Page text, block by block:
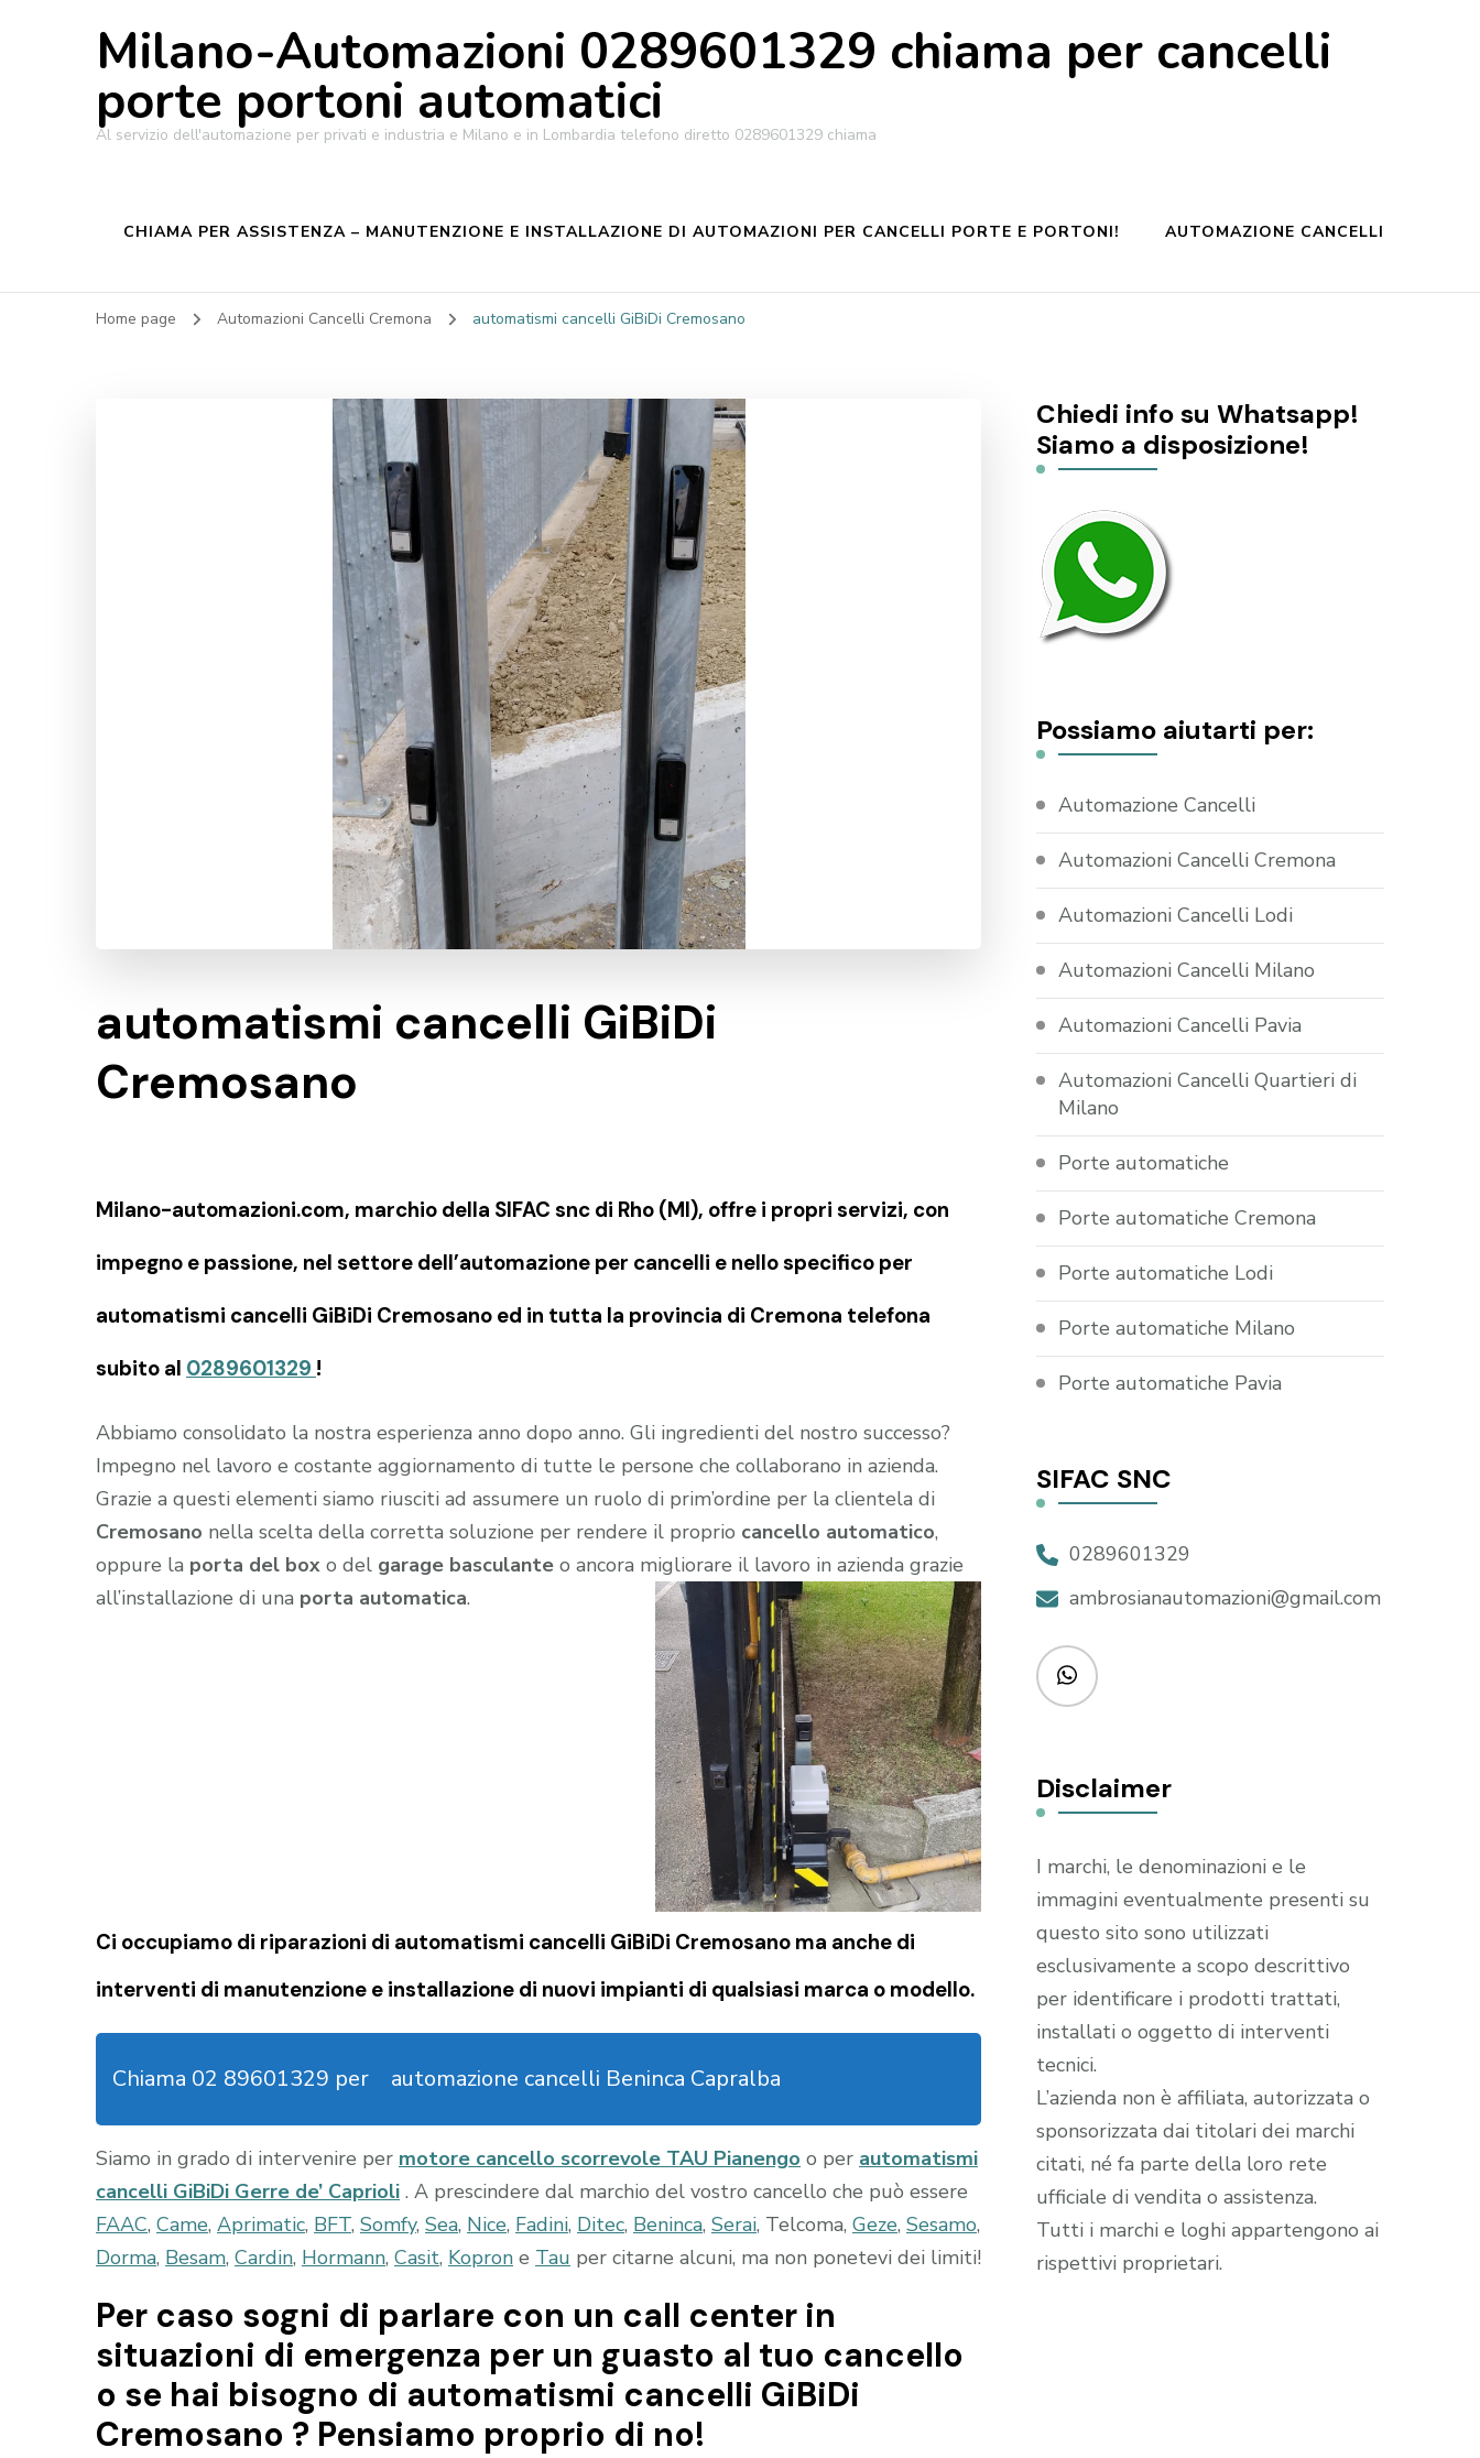
Milano-Automazioni 0289601329 chiama per cancelli
porte portoni automatici
Al servizio dell'automazione per privati e industria e Milano e in Lombardia telefono diretto 0289601329 chiama
CHIAMA PER ASSISTENZA – MANUTENZIONE E INSTALLAZIONE DI AUTOMAZIONI PER CANCELLI PORTE E PORTONI! AUTOMAZIONE CANCELLI
Home page Automazioni Cancelli Cremona automatismi cancelli GiBiDi Cremosano
automatismi cancelli GiBiDi
Cremosano
Milano-automazioni.com, marchio della SIFAC snc di Rho (MI), offre i propri servizi, con
impegno e passione, nel settore dell’automazione per cancelli e nello specifico per
automatismi cancelli GiBiDi Cremosano ed in tutta la provincia di Cremona telefona
subito al 0289601329 !
Abbiamo consolidato la nostra esperienza anno dopo anno. Gli ingredienti del nostro successo?
Impegno nel lavoro e costante aggiornamento di tutte le persone che collaborano in azienda.
Grazie a questi elementi siamo riusciti ad assumere un ruolo di prim’ordine per la clientela di
Cremosano nella scelta della corretta soluzione per rendere il proprio cancello automatico,
oppure la porta del box o del garage basculante o ancora migliorare il lavoro in azienda grazie
all’installazione di una porta automatica.
Ci occupiamo di riparazioni di automatismi cancelli GiBiDi Cremosano ma anche di
interventi di manutenzione e installazione di nuovi impianti di qualsiasi marca o modello.
Chiama 02 89601329 per automazione cancelli Beninca Capralba
Siamo in grado di intervenire per motore cancello scorrevole TAU Pianengo o per automatismi
cancelli GiBiDi Gerre de’ Caprioli . A prescindere dal marchio del vostro cancello che può essere
FAAC, Came, Aprimatic, BFT, Somfy, Sea, Nice, Fadini, Ditec, Beninca, Serai, Telcoma, Geze, Sesamo,
Dorma, Besam, Cardin, Hormann, Casit, Kopron e Tau per citarne alcuni, ma non ponetevi dei limiti!
Per caso sogni di parlare con un call center in
situazioni di emergenza per un guasto al tuo cancello
o se hai bisogno di automatismi cancelli GiBiDi
Cremosano ? Pensiamo proprio di no!
Chiedi info su Whatsapp!
Siamo a disposizione!
Possiamo aiutarti per:
Automazione Cancelli
Automazioni Cancelli Cremona
Automazioni Cancelli Lodi
Automazioni Cancelli Milano
Automazioni Cancelli Pavia
Automazioni Cancelli Quartieri di
Milano
Porte automatiche
Porte automatiche Cremona
Porte automatiche Lodi
Porte automatiche Milano
Porte automatiche Pavia
SIFAC SNC
0289601329
ambrosianautomazioni@gmail.com
Disclaimer
I marchi, le denominazioni e le
immagini eventualmente presenti su
questo sito sono utilizzati
esclusivamente a scopo descrittivo
per identificare i prodotti trattati,
installati o oggetto di interventi
tecnici.
L’azienda non è affiliata, autorizzata o
sponsorizzata dai titolari dei marchi
citati, né fa parte della loro rete
ufficiale di vendita o assistenza.
Tutti i marchi e loghi appartengono ai
rispettivi proprietari.